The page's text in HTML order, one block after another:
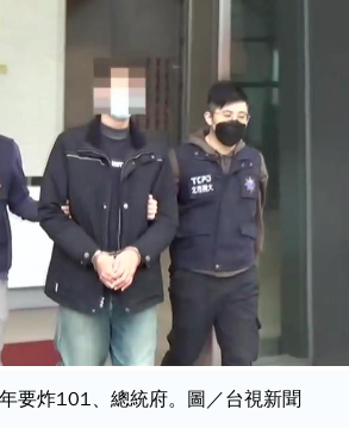
要炸101、總統府。圖／台視新聞